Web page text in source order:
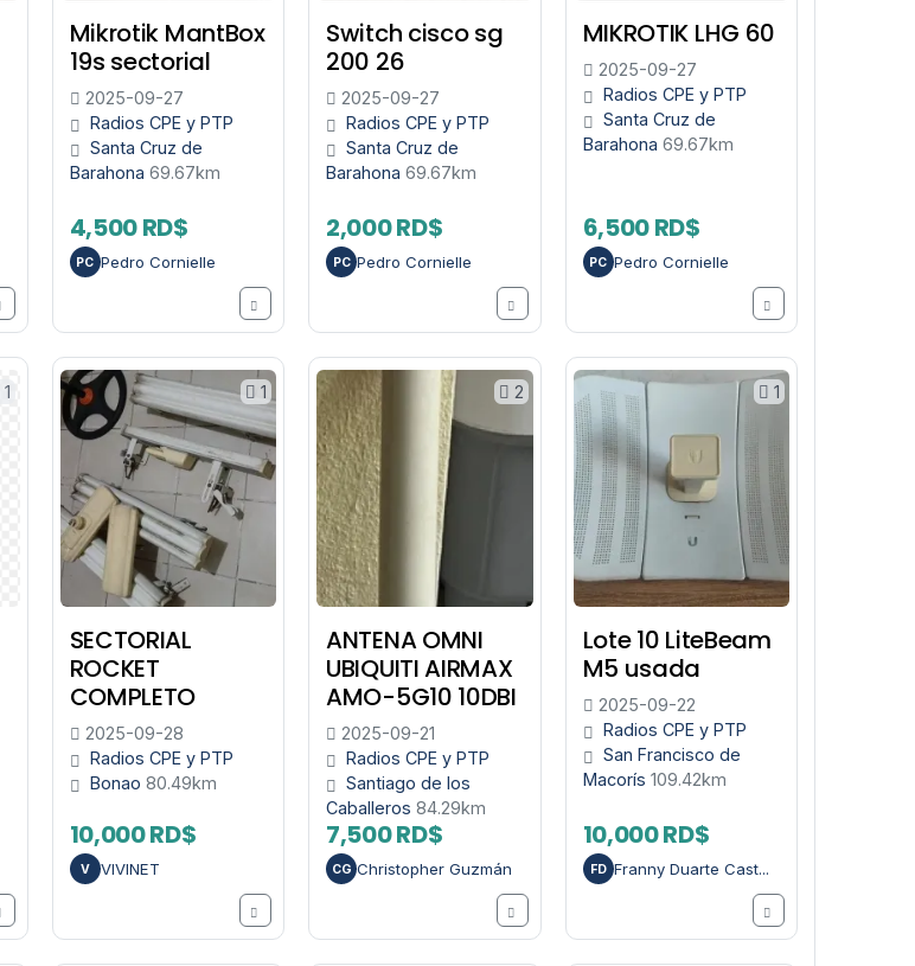
Mikrotik MantBox
19s sectorial
2025-09-27
Radios CPE y PTP
Santa Cruz de
Barahona 69.67km
4,500 RD$
PC Pedro Cornielle
Switch cisco sg
200 26
2025-09-27
Radios CPE y PTP
Santa Cruz de
Barahona 69.67km
2,000 RD$
PC Pedro Cornielle
MIKROTIK LHG 60
2025-09-27
Radios CPE y PTP
Santa Cruz de
Barahona 69.67km
6,500 RD$
PC Pedro Cornielle
1 1
SECTORIAL
ROCKET
COMPLETO
2025-09-28
Radios CPE y PTP
Bonao 80.49km
10,000 RD$
V VIVINET
2
ANTENA OMNI
UBIQUITI AIRMAX
AMO-5G10 10DBI
2025-09-21
Radios CPE y PTP
Santiago de los
Caballeros 84.29km
7,500 RD$
CG Christopher Guzmán
1
Lote 10 LiteBeam
M5 usada
2025-09-22
Radios CPE y PTP
San Francisco de
Macorís 109.42km
10,000 RD$
FD Franny Duarte Cast...